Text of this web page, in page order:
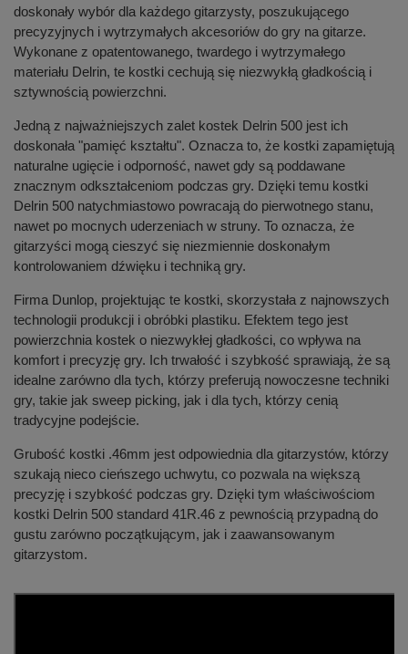
doskonały wybór dla każdego gitarzysty, poszukującego
precyzyjnych i wytrzymałych akcesoriów do gry na gitarze.
Wykonane z opatentowanego, twardego i wytrzymałego
materiału Delrin, te kostki cechują się niezwykłą gładkością i
sztywnością powierzchni.
Jedną z najważniejszych zalet kostek Delrin 500 jest ich
doskonała "pamięć kształtu". Oznacza to, że kostki zapamiętują
naturalne ugięcie i odporność, nawet gdy są poddawane
znacznym odkształceniom podczas gry. Dzięki temu kostki
Delrin 500 natychmiastowo powracają do pierwotnego stanu,
nawet po mocnych uderzeniach w struny. To oznacza, że
gitarzyści mogą cieszyć się niezmiennie doskonałym
kontrolowaniem dźwięku i techniką gry.
Firma Dunlop, projektując te kostki, skorzystała z najnowszych
technologii produkcji i obróbki plastiku. Efektem tego jest
powierzchnia kostek o niezwykłej gładkości, co wpływa na
komfort i precyzję gry. Ich trwałość i szybkość sprawiają, że są
idealne zarówno dla tych, którzy preferują nowoczesne techniki
gry, takie jak sweep picking, jak i dla tych, którzy cenią
tradycyjne podejście.
Grubość kostki .46mm jest odpowiednia dla gitarzystów, którzy
szukają nieco cieńszego uchwytu, co pozwala na większą
precyzję i szybkość podczas gry. Dzięki tym właściwościom
kostki Delrin 500 standard 41R.46 z pewnością przypadną do
gustu zarówno początkującym, jak i zaawansowanym
gitarzystom.